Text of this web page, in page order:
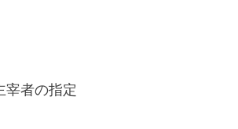
宰者の指定